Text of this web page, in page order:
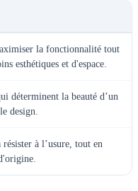
la fonctionnalité tout
esthétiques et d'espace.
déterminent la beauté d’un
design.
à l’usure, tout en